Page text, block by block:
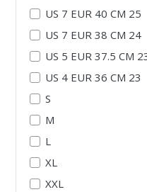
US 7 EUR 40 CM 25
US 7 EUR 38 CM 24
US 5 EUR 37.5 CM
US 4 EUR 36 CM 23
S
M
L
XL
XXL
Air Jordan 6
Air Jordan 7
Air Jordan 10
Air Jordan 11
Air Jordan 12
Air Jordan 13